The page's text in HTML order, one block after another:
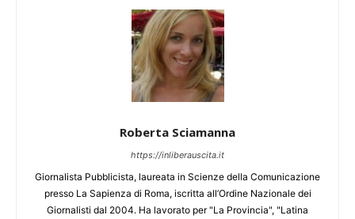
Roberta Sciamanna
https://inliberauscita.it
Giornalista Pubblicista, laureata in Scienze della Comunicazione
presso La Sapienza di Roma, iscritta all’Ordine Nazionale dei
Giornalisti dal 2004. Ha lavorato per "La Provincia", "Latina